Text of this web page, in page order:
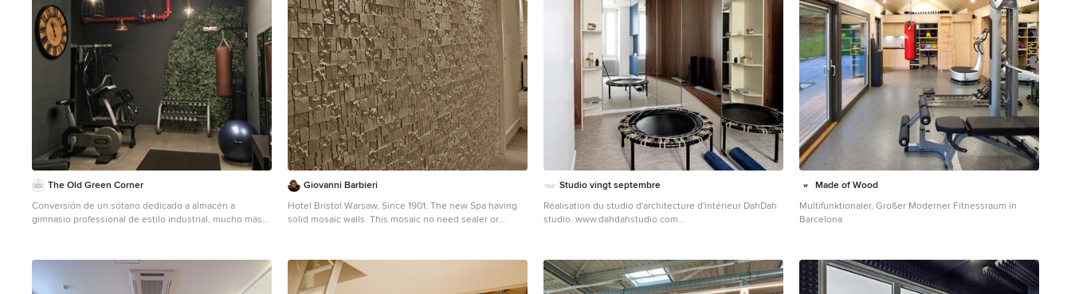
The Old Green Corner
Conversión de un sótano dedicado a almacén a
gimnasio professional de estilo industrial, mucho más
impacto y para eso pusimos: un falso lucernario con
paneles LED que encajaban en los paneles reticulares
del techo existente, aplicándole un vinilo de ramas para
Giovanni Barbieri
Hotel Bristol Warsaw, Since 1901. The new Spa having
solid mosaic walls. This mosaic no need sealer or
Studio vingt septembre
Réalisation du studio d'architecture d'intérieur DahDah
studio. www.dahdahstudio.com
Made of Wood
Multifunktionaler, Großer Moderner Fitnessraum in
Barcelona